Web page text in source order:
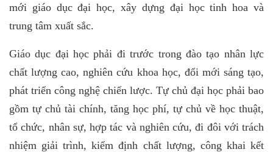
mới giáo dục đại học, xây dựng đại học tinh hoa và
trung tâm xuất sắc.
Giáo dục đại học phải đi trước trong đào tạo nhân lực
chất lượng cao, nghiên cứu khoa học, đổi mới sáng tạo,
phát triển công nghệ chiến lược. Tự chủ đại học phải bao
gồm tự chủ tài chính, tăng học phí, tự chủ về học thuật,
tổ chức, nhân sự, hợp tác và nghiên cứu, đi đôi với trách
nhiệm giải trình, kiểm định chất lượng, công khai kết